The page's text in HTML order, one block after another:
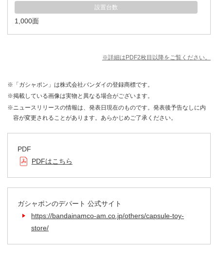
設置台数
1,000面
※詳細はPDF2枚目以降をご覧ください。
※「ガシャポン」は株式会社バンダイの登録商標です。
※掲載している画像は実物と異なる場合がございます。
※ニュースリリースの情報は、発表日現在のものです。発表後予告なしに内
容が変更されることがあります。あらかじめご了承ください。
PDF
PDFはこちら
ガシャポンのデパート 公式サイト
https://bandainamco-am.co.jp/others/capsule-toy-
store/